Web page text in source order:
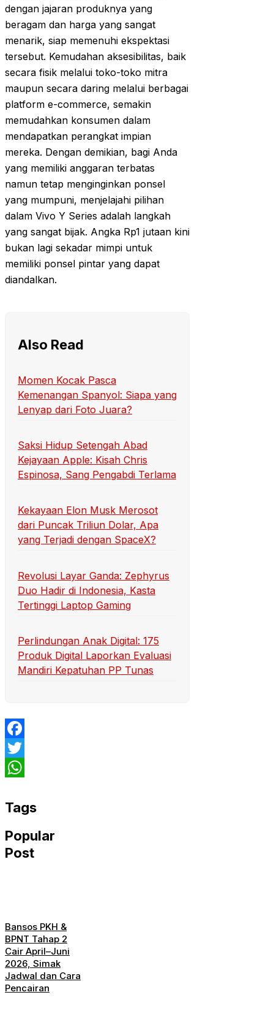
dengan jajaran produknya yang
beragam dan harga yang sangat
menarik, siap memenuhi ekspektasi
tersebut. Kemudahan aksesibilitas, baik
secara fisik melalui toko-toko mitra
maupun secara daring melalui berbagai
platform e-commerce, semakin
memudahkan konsumen dalam
mendapatkan perangkat impian
mereka. Dengan demikian, bagi Anda
yang memiliki anggaran terbatas
namun tetap menginginkan ponsel
yang mumpuni, menjelajahi pilihan
dalam Vivo Y Series adalah langkah
yang sangat bijak. Angka Rp1 jutaan kini
bukan lagi sekadar mimpi untuk
memiliki ponsel pintar yang dapat
diandalkan.
Also Read
Momen Kocak Pasca
Kemenangan Spanyol: Siapa yang
Lenyap dari Foto Juara?
Saksi Hidup Setengah Abad
Kejayaan Apple: Kisah Chris
Espinosa, Sang Pengabdi Terlama
Kekayaan Elon Musk Merosot
dari Puncak Triliun Dolar, Apa
yang Terjadi dengan SpaceX?
Revolusi Layar Ganda: Zephyrus
Duo Hadir di Indonesia, Kasta
Tertinggi Laptop Gaming
Perlindungan Anak Digital: 175
Produk Digital Laporkan Evaluasi
Mandiri Kepatuhan PP Tunas
Facebook
Twitter
Tags
Popular
Post
Bansos PKH &
BPNT Tahap 2
Cair April–Juni
2026, Simak
Jadwal dan Cara
Pencairan